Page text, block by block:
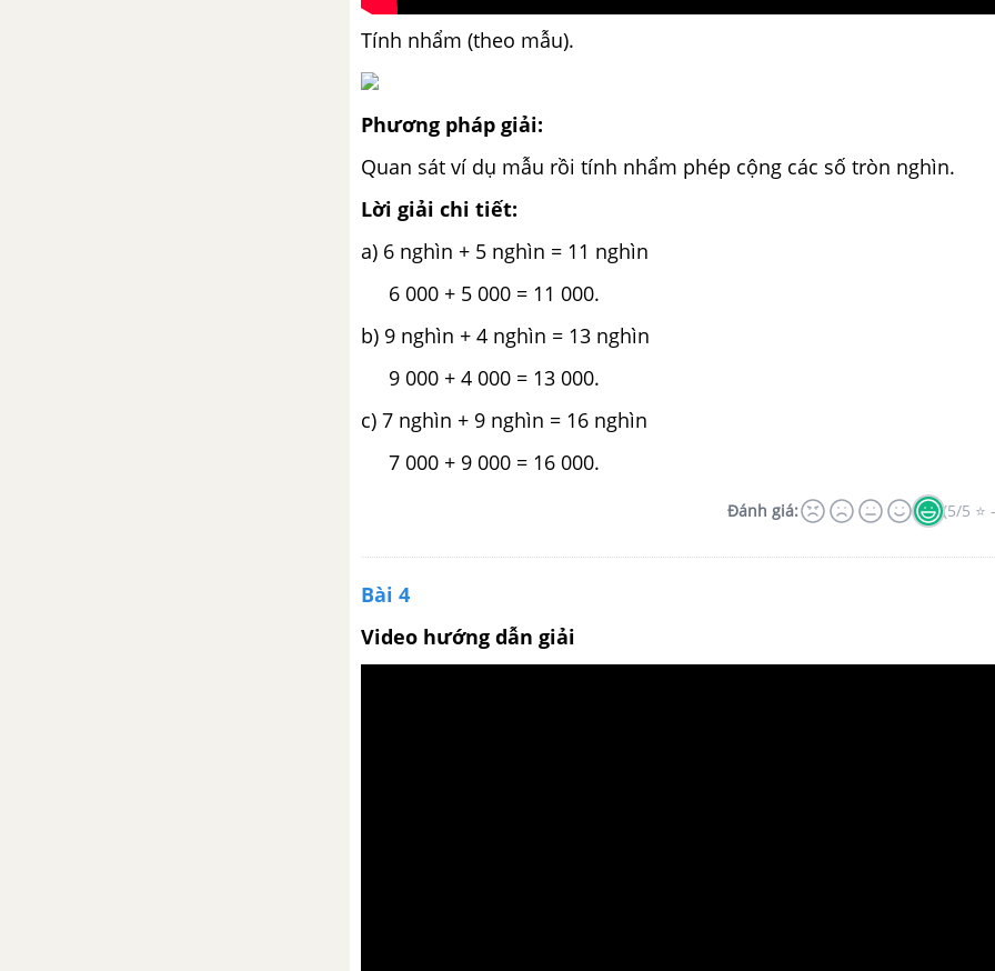
Tính nhẩm (theo mẫu).
Phương pháp giải:
Quan sát ví dụ mẫu rồi tính nhẩm phép cộng các số tròn nghìn.
Lời giải chi tiết:
a) 6 nghìn + 5 nghìn = 11 nghìn
6 000 + 5 000 = 11 000.
b) 9 nghìn + 4 nghìn = 13 nghìn
9 000 + 4 000 = 13 000.
c) 7 nghìn + 9 nghìn = 16 nghìn
7 000 + 9 000 = 16 000.
Đánh giá: (5/5
Bài 4
Video hướng dẫn giải